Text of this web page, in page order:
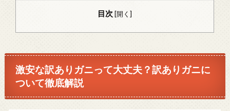
目次 [開く]
激安な訳ありガニって大丈夫？訳ありガニに
ついて徹底解説